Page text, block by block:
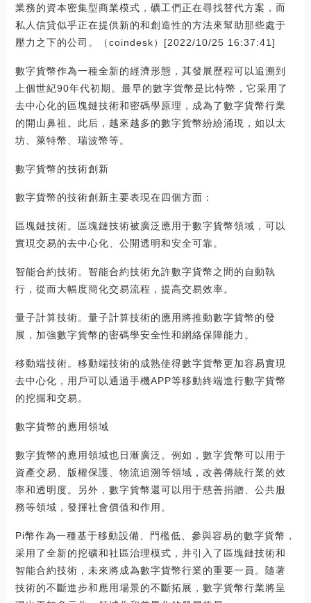
業務的資本密集型商業模式，礦工們正在尋找替代方案，而
私人信貸似乎正在提供新的和創造性的方法來幫助那些處于
壓力之下的公司。（coindesk）[2022/10/25 16:37:41]
數字貨幣作為一種全新的經濟形態，其發展歷程可以追溯到
上個世紀90年代初期。最早的數字貨幣是比特幣，它采用了
去中心化的區塊鏈技術和密碼學原理，成為了數字貨幣行業
的開山鼻祖。此后，越來越多的數字貨幣紛紛涌現，如以太
坊、萊特幣、瑞波幣等。
數字貨幣的技術創新
數字貨幣的技術創新主要表現在四個方面：
區塊鏈技術。區塊鏈技術被廣泛應用于數字貨幣領域，可以
實現交易的去中心化、公開透明和安全可靠。
智能合約技術。智能合約技術允許數字貨幣之間的自動執
行，從而大幅度簡化交易流程，提高交易效率。
量子計算技術。量子計算技術的應用將推動數字貨幣的發
展，加強數字貨幣的密碼學安全性和網絡保障能力。
移動端技術。移動端技術的成熟使得數字貨幣更加容易實現
去中心化，用戶可以通過手機APP等移動終端進行數字貨幣
的挖掘和交易。
數字貨幣的應用領域
數字貨幣的應用領域也日漸廣泛。例如，數字貨幣可以用于
資產交易、版權保護、物流追溯等領域，改善傳統行業的效
率和透明度。另外，數字貨幣還可以用于慈善捐贈、公共服
務等領域，發揮社會價值和作用。
Pi幣作為一種基于移動設備、門檻低、參與容易的數字貨幣，
采用了全新的挖礦和社區治理模式，并引入了區塊鏈技術和
智能合約技術，未來將成為數字貨幣行業的重要一員。隨著
技術的不斷進步和應用場景的不斷拓展，數字貨幣行業將呈